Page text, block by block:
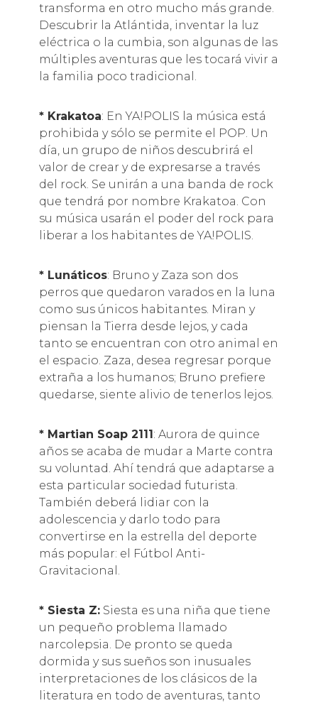
transforma en otro mucho más grande.
Descubrir la Atlántida, inventar la luz
eléctrica o la cumbia, son algunas de las
múltiples aventuras que les tocará vivir a
la familia poco tradicional.
* Krakatoa: En YA!POLIS la música está
prohibida y sólo se permite el POP. Un
día, un grupo de niños descubrirá el
valor de crear y de expresarse a través
del rock. Se unirán a una banda de rock
que tendrá por nombre Krakatoa. Con
su música usarán el poder del rock para
liberar a los habitantes de YA!POLIS.
* Lunáticos: Bruno y Zaza son dos
perros que quedaron varados en la luna
como sus únicos habitantes. Miran y
piensan la Tierra desde lejos, y cada
tanto se encuentran con otro animal en
el espacio. Zaza, desea regresar porque
extraña a los humanos; Bruno prefiere
quedarse, siente alivio de tenerlos lejos.
* Martian Soap 2111: Aurora de quince
años se acaba de mudar a Marte contra
su voluntad. Ahí tendrá que adaptarse a
esta particular sociedad futurista.
También deberá lidiar con la
adolescencia y darlo todo para
convertirse en la estrella del deporte
más popular: el Fútbol Anti-
Gravitacional.
* Siesta Z:Siesta es una niña que tiene
un pequeño problema llamado
narcolepsia. De pronto se queda
dormida y sus sueños son inusuales
interpretaciones de los clásicos de la
literatura en todo de aventuras, tanto